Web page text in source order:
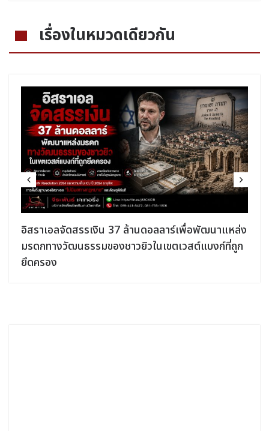
เรื่องในหมวดเดียวกัน
อิสราเอลจัดสรรเงิน 37 ล้านดอลลาร์เพื่อพัฒนาแหล่ง
มรดกทางวัฒนธรรมของชาวยิวในเขตเวสต์แบงก์ที่ถูก
ยึดครอง